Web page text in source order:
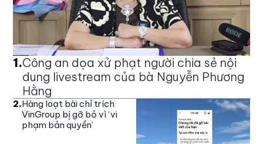
1.Công an dọa xử phạt người chia sẻ nội
dung livestream của bà Nguyễn Phương
Hằng
2.Hàng loạt bài chỉ trích
VinGroup bị gỡ bỏ vì ‘vi
phạm bản quyền’